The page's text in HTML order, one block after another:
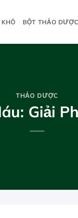
BỘT THẢO DƯỢC
THẢO DƯỢC
Giải